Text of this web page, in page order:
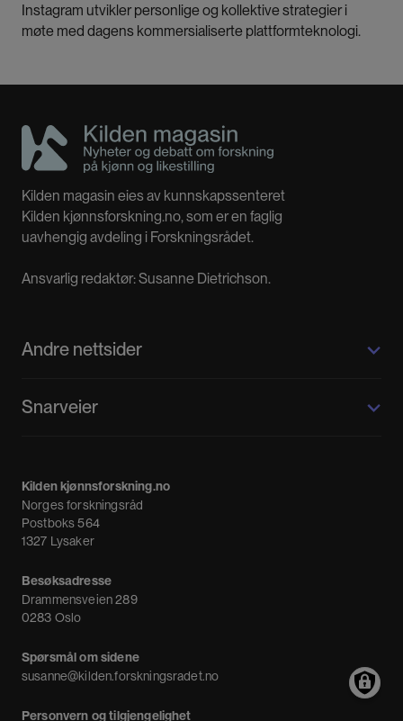
Instagram utvikler personlige og kollektive strategier i
møte med dagens kommersialiserte plattformteknologi.
Kilden magasin eies av kunnskapssenteret
Kilden kjønnsforskning.no, som er en faglig
uavhengig avdeling i Forskningsrådet.
Ansvarlig redaktør: Susanne Dietrichson.
Andre nettsider
Kvinnehistorie.no
Snarveier
Nyheter
Nyhetsbrev
Kilden kjønnsforskning.no
Norges forskningsråd
Postboks 564
1327 Lysaker
Besøksadresse
Drammensveien 289
0283 Oslo
Spørsmål om sidene
susanne@kilden.forskningsradet.no
Personvern og tilgjengelighet